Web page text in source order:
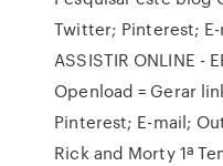
Twitter; Pinterest;
ASSISTIR ONLINE -
Openload = Gerar
Pinterest; E-mail;
Rick and Morty 1ª